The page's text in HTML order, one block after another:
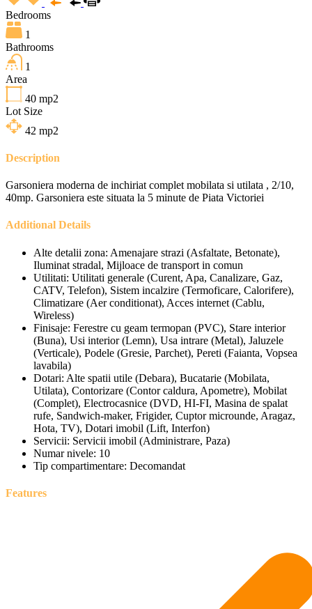
Bedrooms
1
Bathrooms
1
Area
40 mp2
Lot Size
42 mp2
Description
Garsoniera moderna de inchiriat complet mobilata si utilata , 2/10,
40mp. Garsoniera este situata la 5 minute de Piata Victoriei
Additional Details
Alte detalii zona: Amenajare strazi (Asfaltate, Betonate),
Iluminat stradal, Mijloace de transport in comun
Utilitati: Utilitati generale (Curent, Apa, Canalizare, Gaz,
CATV, Telefon), Sistem incalzire (Termoficare, Calorifere),
Climatizare (Aer conditionat), Acces internet (Cablu,
Wireless)
Finisaje: Ferestre cu geam termopan (PVC), Stare interior
(Buna), Usi interior (Lemn), Usa intrare (Metal), Jaluzele
(Verticale), Podele (Gresie, Parchet), Pereti (Faianta, Vopsea
lavabila)
Dotari: Alte spatii utile (Debara), Bucatarie (Mobilata,
Utilata), Contorizare (Contor caldura, Apometre), Mobilat
(Complet), Electrocasnice (DVD, HI-FI, Masina de spalat
rufe, Sandwich-maker, Frigider, Cuptor microunde, Aragaz,
Hota, TV), Dotari imobil (Lift, Interfon)
Servicii: Servicii imobil (Administrare, Paza)
Numar nivele: 10
Tip compartimentare: Decomandat
Features